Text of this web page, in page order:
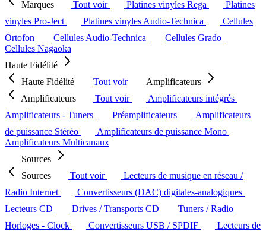
Marques
Tout voir Platines vinyles Rega
Platines
vinyles Pro-Ject
Platines vinyles Audio-Technica
Cellules
Ortofon
Cellules Audio-Technica
Cellules Grado
Cellules Nagaoka
Haute Fidélité
Haute Fidélité
Tout voir
Amplificateurs
Amplificateurs
Tout voir
Amplificateurs intégrés
Amplificateurs - Tuners
Préamplificateurs
Amplificateurs
de puissance Stéréo
Amplificateurs de puissance Mono
Amplificateurs Multicanaux
Sources
Sources
Tout voir
Lecteurs de musique en réseau /
Radio Internet
Convertisseurs (DAC) digitales-analogiques
Lecteurs CD
Drives / Transports CD
Tuners / Radio
Horloges - Clock
Convertisseurs USB / SPDIF
Lecteurs de